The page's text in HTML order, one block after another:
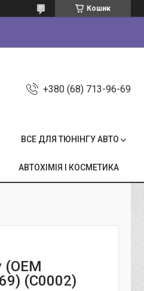
Кошик
+380 (68) 713-96-69
ВСЕ ДЛЯ ТЮНІНГУ АВТО
АВТОХІМІЯ І КОСМЕТИКА
(ОЕМ
(C0002)